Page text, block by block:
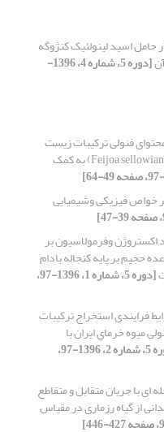
حامل اسید لینولئیک کنژوگه
[دوره 5، شماره 4، 1396-
فنولی ترکیبات زیست
فعال استخراج‌شده از برگ گیاه فیجوا (Feijoa sellowiana) به کمک
خواص فیزیکی وشیمیایی
اکستروژن وفرمولاسیون بر
حجیم بر پایه کنجاله بادام
[دوره 5، شماره 1، 1396-97،
فرایندی استخراج ترکیبات
میوه خرمای ایران با
[دوره 5، شماره 2، 1396-97،
ای با جریان متقابل و متقاطع
از گیاه رزماری در مقیاس